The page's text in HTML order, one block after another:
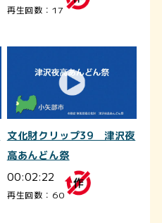
再生回数：17
文化財クリップ39 津沢夜
高あんどん祭
00:02:22
再生回数：60